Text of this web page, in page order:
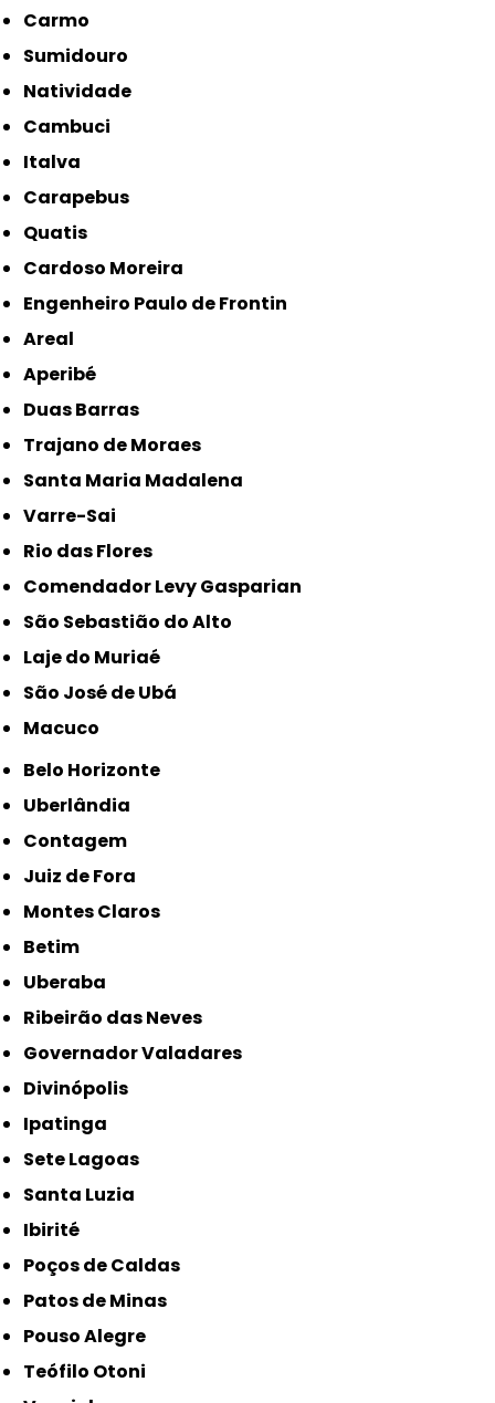
Carmo
Sumidouro
Natividade
Cambuci
Italva
Carapebus
Quatis
Cardoso Moreira
Engenheiro Paulo de Frontin
Areal
Aperibé
Duas Barras
Trajano de Moraes
Santa Maria Madalena
Varre-Sai
Rio das Flores
Comendador Levy Gasparian
São Sebastião do Alto
Laje do Muriaé
São José de Ubá
Macuco
Belo Horizonte
Uberlândia
Contagem
Juiz de Fora
Montes Claros
Betim
Uberaba
Ribeirão das Neves
Governador Valadares
Divinópolis
Ipatinga
Sete Lagoas
Santa Luzia
Ibirité
Poços de Caldas
Patos de Minas
Pouso Alegre
Teófilo Otoni